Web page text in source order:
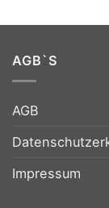
AGB`S
AGB
Impressum